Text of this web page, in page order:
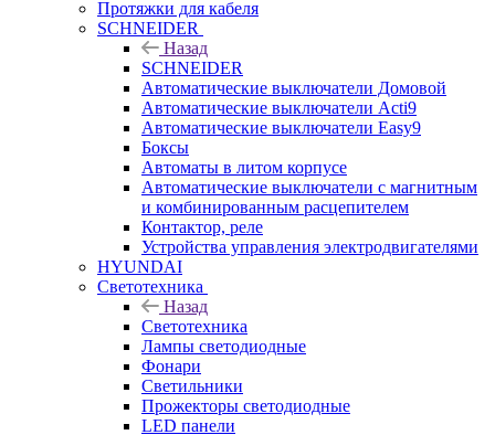
Протяжки для кабеля
SCHNEIDER
Назад
SCHNEIDER
Автоматические выключатели Домовой
Автоматические выключатели Acti9
Автоматические выключатели Easy9
Боксы
Автоматы в литом корпусе
Автоматические выключатели с магнитным
и комбинированным расцепителем
Контактор, реле
Устройства управления электродвигателями
HYUNDAI
Светотехника
Назад
Светотехника
Лампы светодиодные
Фонари
Светильники
Прожекторы светодиодные
LED панели